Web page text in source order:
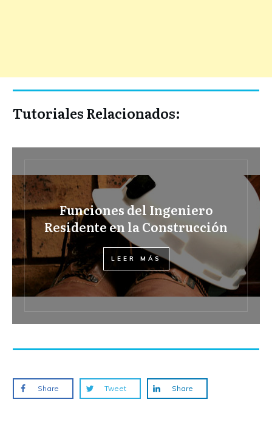
Tutoriales Relacionados:
Funciones del Ingeniero
Residente en la Construcción
LEER MÁS
Share Tweet Share